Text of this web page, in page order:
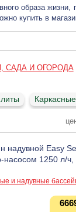
образа жизни,
купить в
САДА И ОГОРОДА
надувной Easy
насосом 1250 л/ч,
и надувные